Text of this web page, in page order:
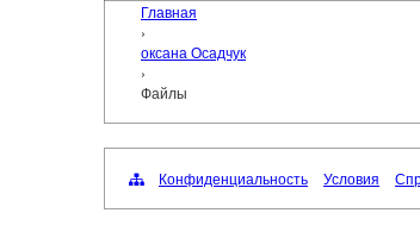
Главная
›
оксана Осадчук
›
Файлы
Конфиденциальность Условия